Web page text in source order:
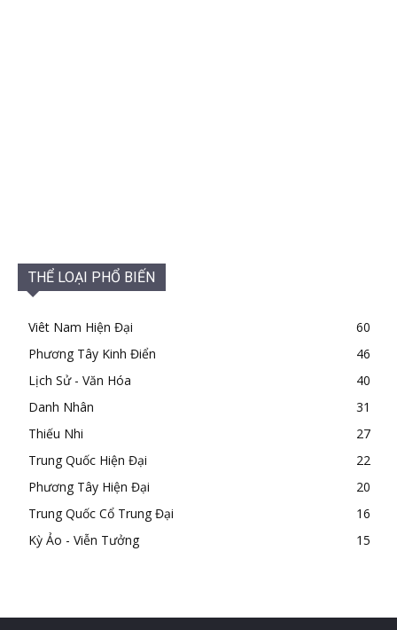
THỂ LOẠI PHỔ BIẾN
Viêt Nam Hiện Đại
60
Phương Tây Kinh Điển
46
Lịch Sử - Văn Hóa
40
Danh Nhân
31
Thiếu Nhi
27
Trung Quốc Hiện Đại
22
Phương Tây Hiện Đại
20
Trung Quốc Cổ Trung Đại
16
Kỳ Ảo - Viễn Tưởng
15